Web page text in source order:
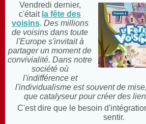
Vendredi dernier,
c'était la fête des
voisins. Des millions
de voisins dans toute
l'Europe s'invitait à
partager un moment de
convivialité. Dans notre
société où
l'indifférence et
l'individualisme est souvent de
que catalyseur pour créer des
C'est dire que le besoin
sentir.